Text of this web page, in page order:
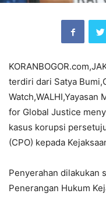
terdiri dari Satya
for Global Justice
kasus korupsi
(CPO) kepada
Penyerahan dilakukan
Penerangan Hukum